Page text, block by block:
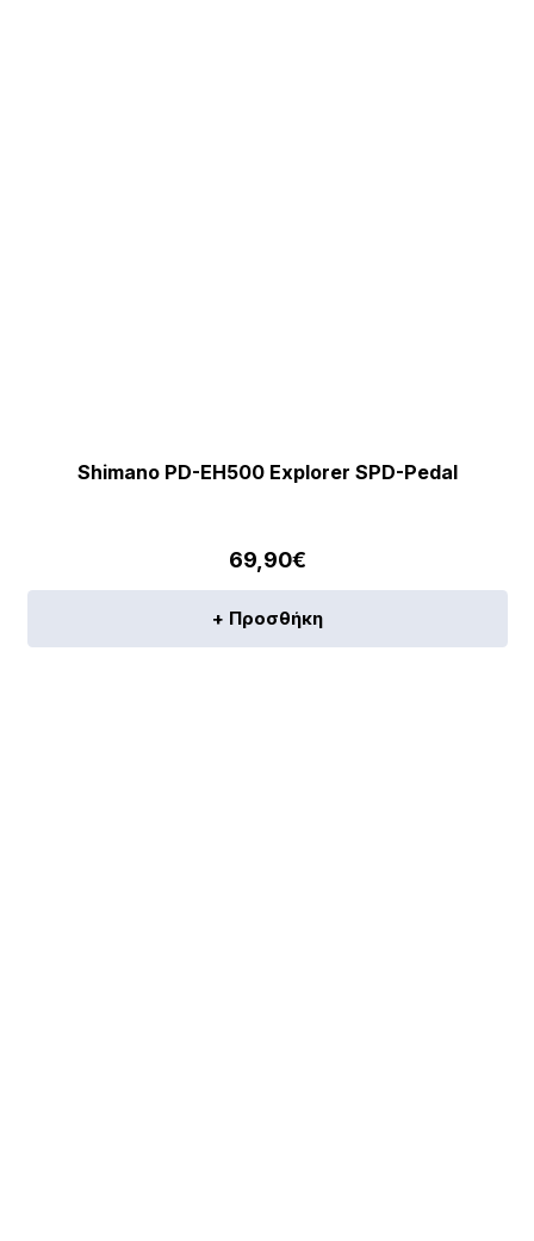
Shimano PD-EH500 Explorer SPD-Pedal
69,90€
+ Προσθήκη